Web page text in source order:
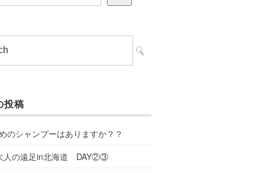
投稿
のシャンプーはありますか？？
人の遠足in北海道 DAY②③